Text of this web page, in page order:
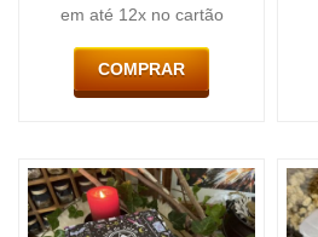
em até 12x no cartão
COMPRAR